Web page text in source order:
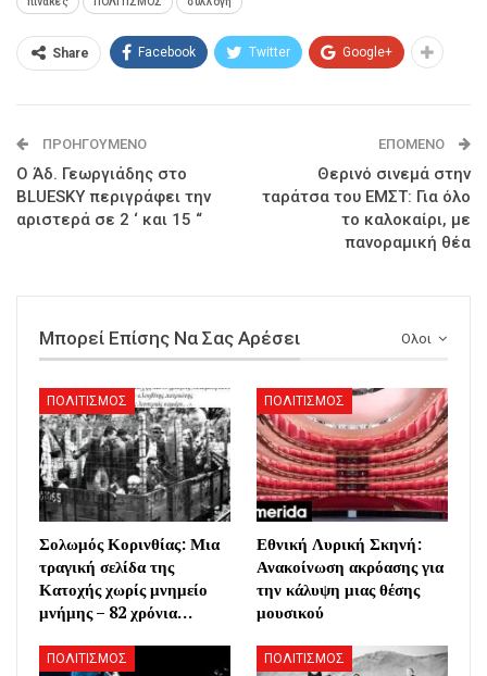
Share Facebook Twitter Google+
ΠΡΟΗΓΟΎΜΕΝΟ
Ο Άδ. Γεωργιάδης στο
BLUESKY περιγράφει την
αριστερά σε 2 ‘ και 15 “
ΕΠΌΜΕΝΟ
Θερινό σινεμά στην
ταράτσα του ΕΜΣΤ: Για όλο
το καλοκαίρι, με
πανοραμική θέα
Ολοι
Μπορεί Επίσης Να Σας Αρέσει
ΠΟΛΙΤΙΣΜΟΣ
Σολωμός Κορινθίας: Μια
τραγική σελίδα της
Κατοχής χωρίς μνημείο
μνήμης – 82 χρόνια…
ΠΟΛΙΤΙΣΜΟΣ
Εθνική Λυρική Σκηνή:
Ανακοίνωση ακρόασης για
την κάλυψη μιας θέσης
μουσικού
ΠΟΛΙΤΙΣΜΟΣ ΠΟΛΙΤΙΣΜΟΣ